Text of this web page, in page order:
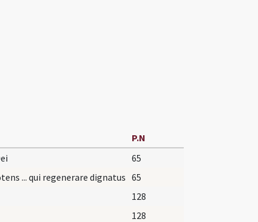
P.N
65
... qui regenerare dignatus 65
128
128